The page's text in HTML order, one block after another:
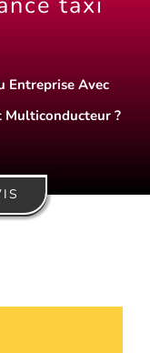
Entreprise Avec
Multiconducteur ?